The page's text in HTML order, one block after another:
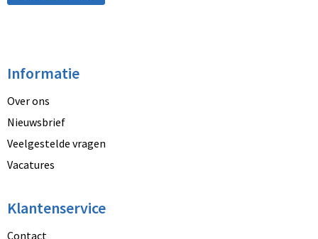
Informatie
Over ons
Nieuwsbrief
Veelgestelde vragen
Vacatures
Klantenservice
Contact